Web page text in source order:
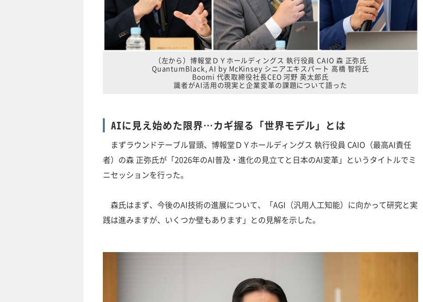
（左から）博報堂ＤＹホールディングス 執行役員 CAIO 森 正弥氏
QuantumBlack, AI by McKinsey シニアエキスパート 高橋 智将氏
Boomi 代表取締役社長CEO 河野 英太郎氏
識者がAI活用の現実と企業変革の課題について語った
AIに見え始めた限界…カギ握る「世界モデル」とは
まずラウンドテーブル冒頭、博報堂ＤＹホールディングス 執行役員 CAIO（最高AI責任
者）の森 正弥氏が「2026年のAI普及・進化の見立てと日本のAI変革」というタイトルでミ
ニセッションを行った。
森氏はまず、今後のAI技術の進展について、「AGI（汎用人工知能）に向かって研究と実
践は進みますが、いくつか壁もあります」との見解を示した。